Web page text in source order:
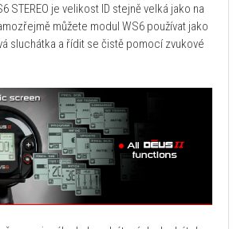
STEREO je velikost ID stejně velká jako na
můžete modul WS6 používat jako
sluchátka a řídit se čistě pomocí zvukové